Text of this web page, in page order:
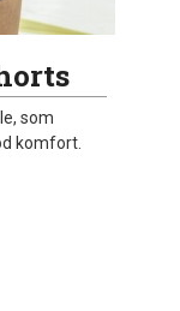
som
komfort.